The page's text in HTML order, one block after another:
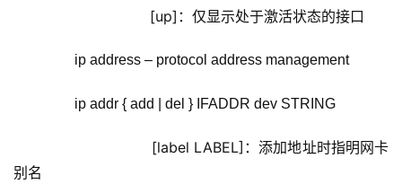
[up]：仅显示处于激活状态的接口
ip address – protocol address management
ip addr { add | del } IFADDR dev STRING
[label LABEL]：添加地址时指明网卡
别名